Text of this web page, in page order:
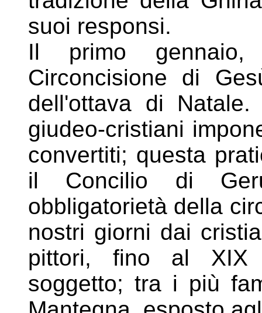
suoi responsi.
Il primo
Circoncisione di
dell'ottava di
giudeo-cristiani
convertiti; questa
il Concilio di
obbligatorietà della
nostri giorni dai
pittori, fino al XIX
soggetto; tra i più